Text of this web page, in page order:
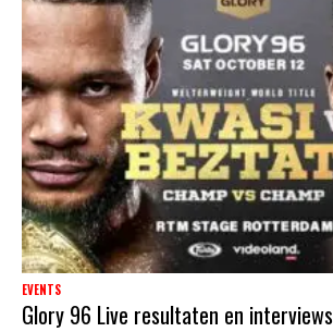
EVENTS
Glory 96 Live resultaten en interviews